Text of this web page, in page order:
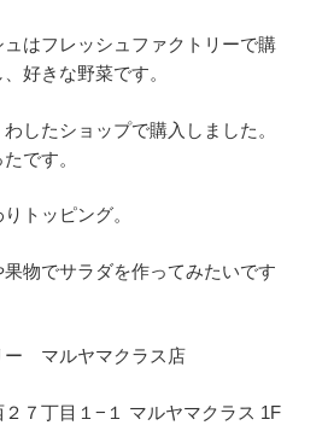
はフレッシュファクトリーで購
好きな野菜です。
したショップで購入しました。
です。
トッピング。
物でサラダを作ってみたいです
ー マルヤマクラス店
７丁目１−１ マルヤマクラス 1F